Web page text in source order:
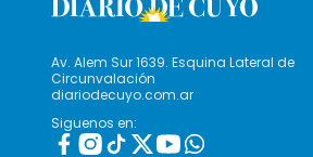
Av. Alem Sur 1639. Esquina Lateral de
Circunvalación
diariodecuyo.com.ar
Siguenos en: